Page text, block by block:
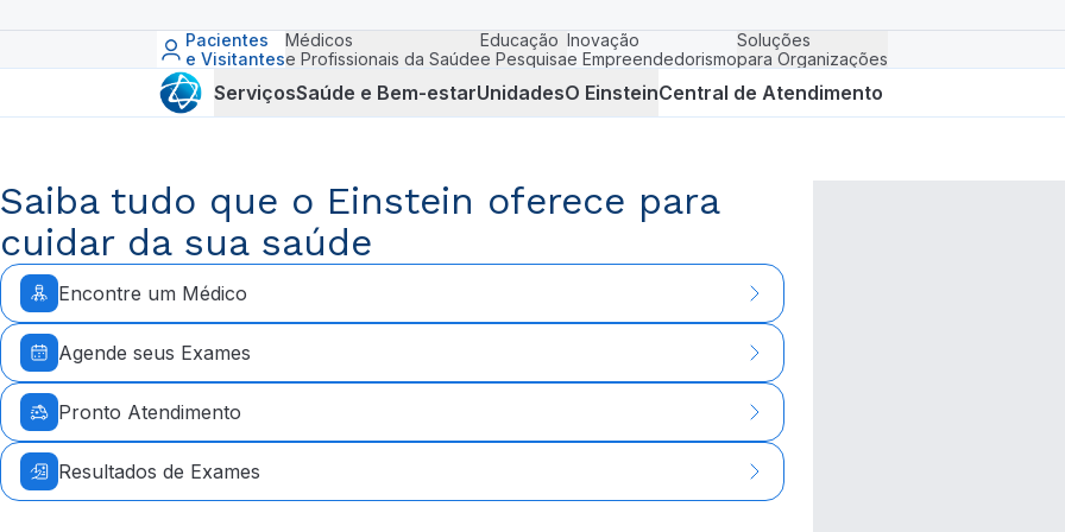
Pacientes
e Visitantes
Médicos
e Profissionais da Saúde
Educação
e Pesquisa
Inovação
e Empreendedorismo
Soluções
para Organizações
ServiçosSaúde e Bem-estarUnidadesO EinsteinCentral de Atendimento
Saiba tudo que o Einstein oferece para
cuidar da sua saúde
Encontre um Médico
Agende seus Exames
Pronto Atendimento
Resultados de Exames